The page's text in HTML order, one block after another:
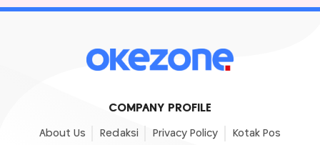
COMPANY PROFILE
About Us Redaksi Privacy Policy Kotak Pos